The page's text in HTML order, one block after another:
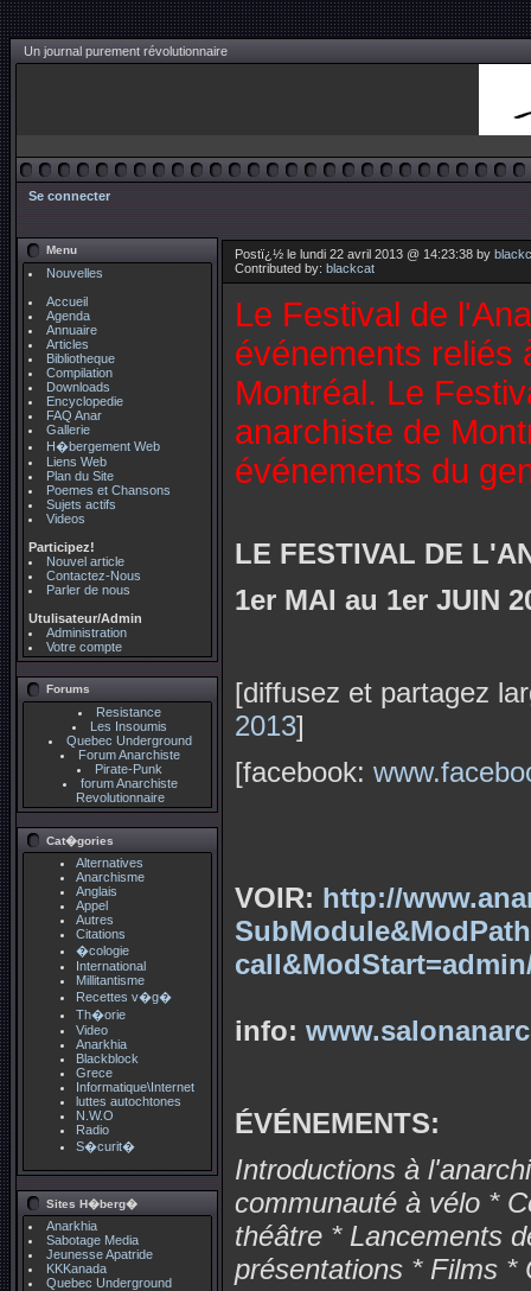
Un journal purement révolutionnaire
Se connecter
Menu
Nouvelles
Accueil
Agenda
Annuaire
Articles
Bibliotheque
Compilation
Downloads
Encyclopedie
FAQ Anar
Gallerie
H�bergement Web
Liens Web
Plan du Site
Poemes et Chansons
Sujets actifs
Videos
Participez!
Nouvel article
Contactez-Nous
Parler de nous
Utulisateur/Admin
Administration
Votre compte
Forums
Resistance
Les Insoumis
Quebec Underground
Forum Anarchiste
Pirate-Punk
forum Anarchiste
Revolutionnaire
Cat�gories
Alternatives
Anarchisme
Anglais
Appel
Autres
Citations
�cologie
International
Millitantisme
Recettes v�g�
Th�orie
Video
Anarkhia
Blackblock
Grece
Informatique\Internet
luttes autochtones
N.W.O
Radio
S�curit�
Sites H�berg�
Anarkhia
Sabotage Media
Jeunesse Apatride
KKKanada
Quebec Underground
Postï¿½ le lundi 22 avril 2013 @ 14:23:38 by
Contributed by: blackcat
Le Festival de
événements reliés
Montréal. Le
anarchiste de
événements du
LE FESTIVAL DE
1er MAI au 1er JUIN
[diffusez et partagez
2013]
[facebook:
VOIR: http://
info:
ÉVÉNEMENTS:
Introductions à
communauté à vélo *
théâtre * Lancements
présentations * Films *